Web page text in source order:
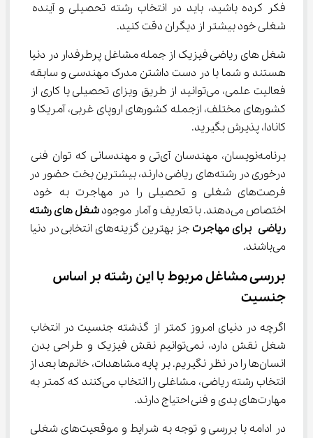
فکر کرده باشید، باید در انتخاب رشته تحصیلی و آینده
شغلی خود بیشتر از دیگران دقت کنید.
شغل های ریاضی فیزیک از جمله مشاغل پرطرفدار در دنیا
هستند و شما با در‌ دست‌ داشتن مدرک مهندسی و سابقه
فعالیت علمی، می‌توانید از طریق ویزای تحصیلی یا کاری از
کشورهای مختلف، ازجمله کشورهای اروپای غربی، آمریکا و
کانادا، پذیرش بگیرید.
برنامه‌نویسان، مهندسان آی‌تی و مهندسانی که توان فنی
درخوری در رشته‌های ریاضی دارند، بیشترین بخت حضور در
فرصت‌های شغلی و تحصیلی را در مهاجرت به خود
اختصاص می‌دهند. با تعاریف و آمار موجود
شغل‌ های رشته
ریاضی برای مهاجرت
جز بهترین گزینه‌های انتخابی در دنیا
می‌باشند.
بررسی مشاغل مربوط با این رشته بر اساس
جنسیت
اگرچه در دنیای امروز کمتر از گذشته جنسیت در انتخاب
شغل نقش دارد، نمی‌توانیم نقش فیزیک و طراحی بدن
انسان‌ها را در نظر نگیریم. بر پایه مشاهدات، خانم‌ها بعد از
انتخاب رشته ریاضی، مشاغلی را انتخاب می‌کنند که کمتر به
مهارت‌های یدی و فنی احتیاج دارند.
در ادامه با بررسی و توجه به شرایط و موقعیت‌های شغلی